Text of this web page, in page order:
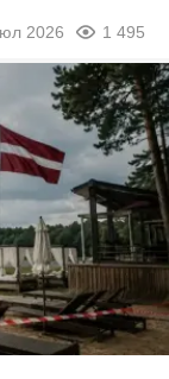
2026 1 495